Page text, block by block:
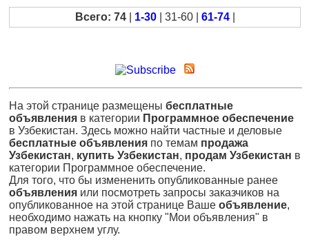
Всего: 74| 1-30| 31-60 | 61-74|
На этой странице размещены бесплатные
объявления в категории Программное обеспечение
в Узбекистан. Здесь можно найти частные и деловые
бесплатные объявления по темам продажа
Узбекистан, купить Узбекистан, продам Узбекистан в
категории Программное обеспечение.
Для того, что бы измененить опубликованные ранее
объявления или посмотреть запросы заказчиков на
опубликованное на этой странице Ваше объявление,
необходимо нажать на кнопку "Мои объявления" в
правом верхнем углу.